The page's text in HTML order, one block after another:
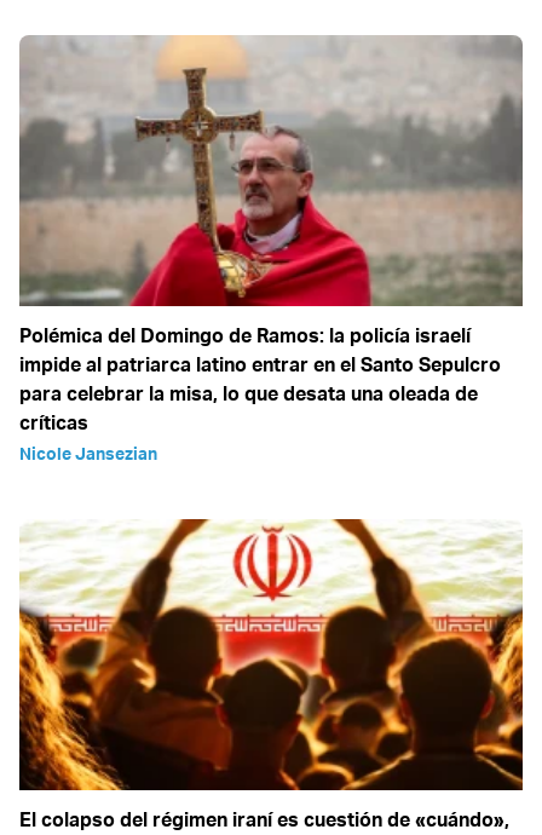
Polémica del Domingo de Ramos: la policía israelí
impide al patriarca latino entrar en el Santo Sepulcro
para celebrar la misa, lo que desata una oleada de
críticas
Nicole Jansezian
El colapso del régimen iraní es cuestión de «cuándo»,